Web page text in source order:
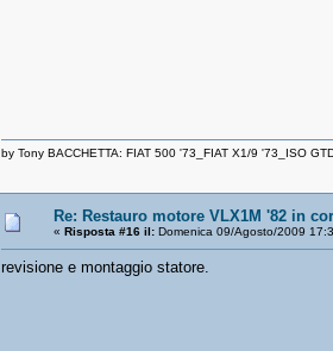
by Tony BACCHETTA: FIAT 500 '73_FIAT X1/9 '73_ISO
Re: Restauro motore VLX1M '82 in
« Risposta #16 il: Domenica 09/Agosto/2009
revisione e montaggio statore.